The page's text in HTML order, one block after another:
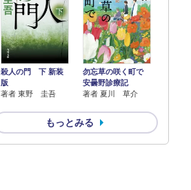
殺人の門 下 新装
版
著者 東野 圭吾
勿忘草の咲く町で
安曇野診療記
著者 夏川 草介
もっとみる